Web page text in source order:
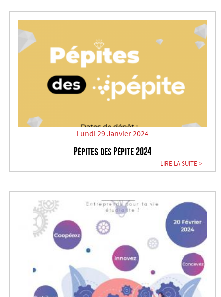
Lundi 29 Janvier 2024
Pépites des Pépite 2024
LIRE LA SUITE